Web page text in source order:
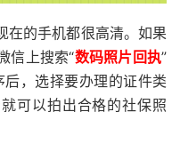
在的手机都很高清。如果
信上搜索“数码照片回执”
，选择要办理的证件类
可以拍出合格的社保照